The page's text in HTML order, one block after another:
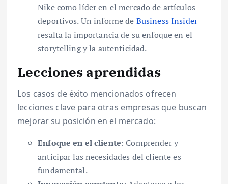
Nike como líder en el mercado de artículos
deportivos. Un informe de Business Insider
resalta la importancia de su enfoque en el
storytelling y la autenticidad.
Lecciones aprendidas
Los casos de éxito mencionados ofrecen
lecciones clave para otras empresas que buscan
mejorar su posición en el mercado:
Enfoque en el cliente: Comprender y
anticipar las necesidades del cliente es
fundamental.